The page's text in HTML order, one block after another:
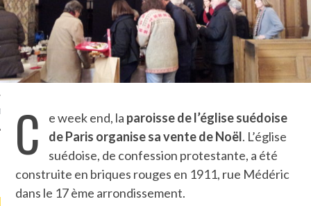
MONROZIER
ARCACHON
LA PHOTO
C e week end, la paroisse de l’église suédoise
de Paris organise sa vente de Noël. L’église
suédoise, de confession protestante, a été
construite en briques rouges en 1911, rue Médéric
dans le 17 ème arrondissement.